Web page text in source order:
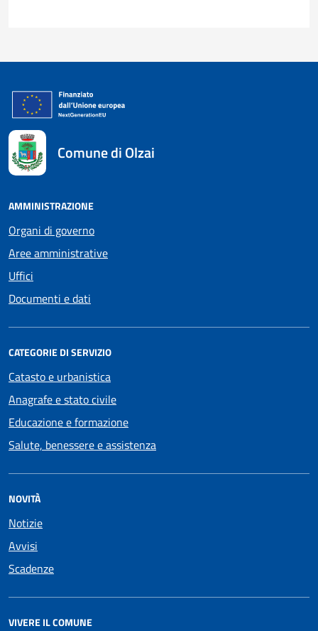
Comune di Olzai
AMMINISTRAZIONE
Organi di governo
Aree amministrative
Uffici
Documenti e dati
CATEGORIE DI SERVIZIO
Catasto e urbanistica
Anagrafe e stato civile
Educazione e formazione
Salute, benessere e assistenza
NOVITÀ
Notizie
Avvisi
Scadenze
VIVERE IL COMUNE